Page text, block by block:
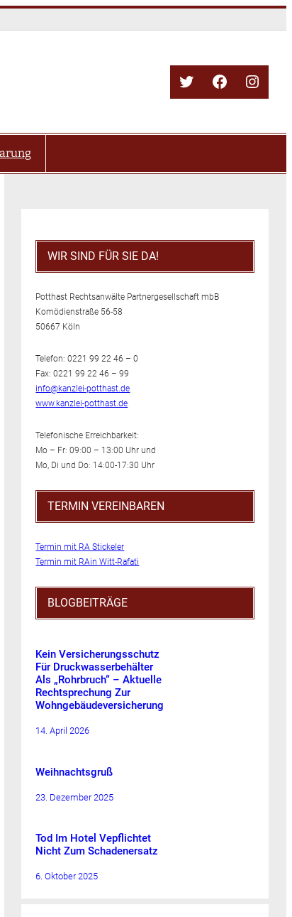
TwitterFacebook
WIR SIND FÜR SIE DA!
Potthast Rechtsanwälte Partnergesellschaft mbB
Komödienstraße 56-58
50667 Köln
Telefon: 0221 99 22 46 – 0
Fax: 0221 99 22 46 – 99
info@kanzlei-potthast.de
www.kanzlei-potthast.de
Telefonische Erreichbarkeit:
Mo – Fr: 09:00 – 13:00 Uhr und
Mo, Di und Do: 14:00-17:30 Uhr
TERMIN VEREINBAREN
Termin mit RA Stickeler
Termin mit RAin Witt-Rafati
BLOGBEITRÄGE
Kein Versicherungsschutz
Für Druckwasserbehälter
Als „Rohrbruch“ – Aktuelle
Rechtsprechung Zur
Wohngebäudeversicherung
14. April 2026
Weihnachtsgruß
23. Dezember 2025
Tod Im Hotel Vepflichtet
Nicht Zum Schadenersatz
6. Oktober 2025